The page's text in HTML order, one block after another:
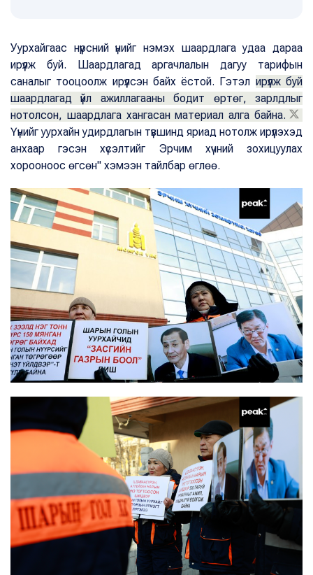
Уурхайгаас нүүрсний үнийг нэмэх шаардлага удаа дараа
ирүүлж буй. Шаардлагад аргачлалын дагуу тарифын
саналыг тооцоолж ирүүлсэн байх ёстой. Гэтэл ирүүлж буй
шаардлагад үйл ажиллагааны бодит өртөг, зарлдлыг
нотолсон, шаардлага хангасан материал алга байна.
Үүнийг уурхайн удирдлагын түвшинд яриад нотолж ирүүлэхэд
анхаар гэсэн хүсэлтийг Эрчим хүчний зохицуулах
хорооноос өгсөн" хэмээн тайлбар өглөө.